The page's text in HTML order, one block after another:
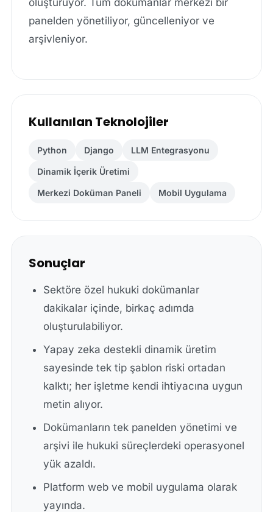
oluşturuyor. Tüm dokümanlar merkezi bir
panelden yönetiliyor, güncelleniyor ve
arşivleniyor.
Kullanılan Teknolojiler
Python Django LLM Entegrasyonu
Dinamik İçerik Üretimi
Merkezi Doküman Paneli Mobil Uygulama
Sonuçlar
Sektöre özel hukuki dokümanlar
dakikalar içinde, birkaç adımda
oluşturulabiliyor.
Yapay zeka destekli dinamik üretim
sayesinde tek tip şablon riski ortadan
kalktı; her işletme kendi ihtiyacına uygun
metin alıyor.
Dokümanların tek panelden yönetimi ve
arşivi ile hukuki süreçlerdeki operasyonel
yük azaldı.
Platform web ve mobil uygulama olarak
yayında.